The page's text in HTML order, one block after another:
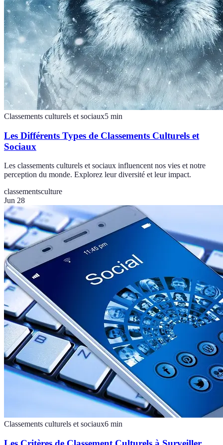
Classements culturels et sociaux5 min
Les Différents Types de Classements Culturels et
Sociaux
Les classements culturels et sociaux influencent nos vies et notre
perception du monde. Explorez leur diversité et leur impact.
classementsculture
Jun 28
Classements culturels et sociaux6 min